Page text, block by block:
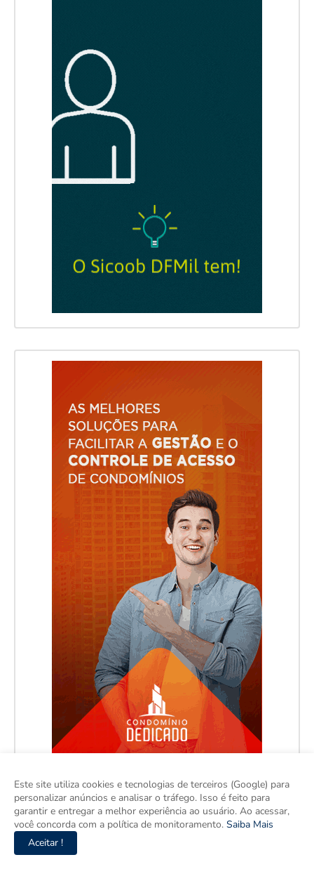
Este site utiliza cookies e tecnologias de terceiros (Google) para
personalizar anúncios e analisar o tráfego. Isso é feito para
garantir e entregar a melhor experiência ao usuário. Ao acessar,
você concorda com a política de monitoramento. Saiba Mais
Aceitar !